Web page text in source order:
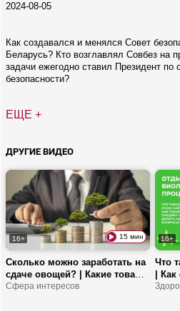
2024-08-05
Как создавался и менялся Совет
Беларусь? Кто возглавлял Совбез на
задачи ежегодно ставил Президент по
безопасности?
ЕЩЕ +
ДРУГИЕ ВИДЕО
16+ 15 мин
Сколько можно заработать на
сдаче овощей? | Какие товары
по кредиту станут доступнее?
Сфера интересов
16+
Что
| Как